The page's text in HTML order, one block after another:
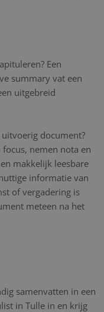
Een
summary vat een
uitgebreid
document?
nemen nota en
makkelijk leesbare
informatie van
of vergadering is
meteen na het
samenvatten in een
in Tulle in en krijg